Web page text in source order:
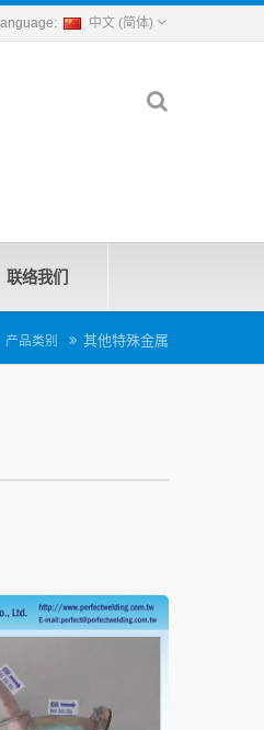
中文 (简体)
联络我们
产品类别 其他特殊金属